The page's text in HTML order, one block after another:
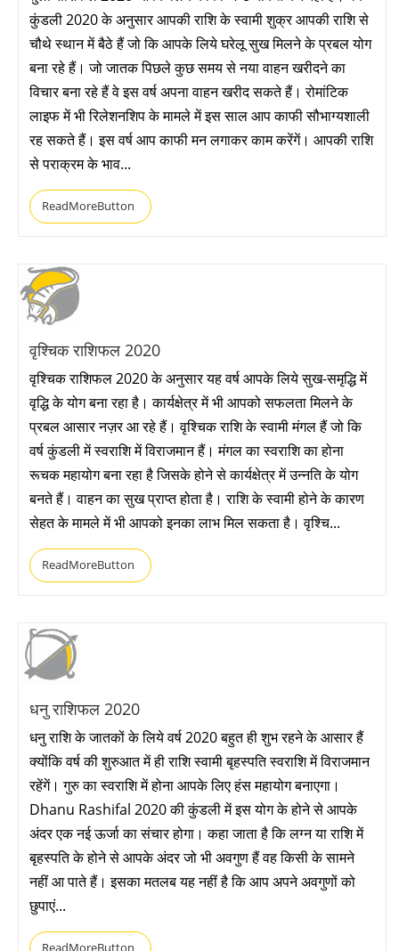
कुंडली 2020 के अनुसार आपकी राशि के स्वामी शुक्र आपकी राशि से
चौथे स्थान में बैठे हैं जो कि आपके लिये घरेलू सुख मिलने के प्रबल योग
बना रहे हैं। जो जातक पिछले कुछ समय से नया वाहन खरीदने का
विचार बना रहे हैं वे इस वर्ष अपना वाहन खरीद सकते हैं। रोमांटिक
लाइफ में भी रिलेशनशिप के मामले में इस साल आप काफी सौभाग्यशाली
रह सकते हैं। इस वर्ष आप काफी मन लगाकर काम करेंगें। आपकी राशि
से पराक्रम के भाव...
ReadMoreButton
वृश्चिक राशिफल 2020
वृश्चिक राशिफल 2020 के अनुसार यह वर्ष आपके लिये सुख-समृद्धि में
वृद्धि के योग बना रहा है। कार्यक्षेत्र में भी आपको सफलता मिलने के
प्रबल आसार नज़र आ रहे हैं। वृश्चिक राशि के स्वामी मंगल हैं जो कि
वर्ष कुंडली में स्वराशि में विराजमान हैं। मंगल का स्वराशि का होना
रूचक महायोग बना रहा है जिसके होने से कार्यक्षेत्र में उन्नति के योग
बनते हैं। वाहन का सुख प्राप्त होता है। राशि के स्वामी होने के कारण
सेहत के मामले में भी आपको इनका लाभ मिल सकता है। वृश्चि...
ReadMoreButton
धनु राशिफल 2020
धनु राशि के जातकों के लिये वर्ष 2020 बहुत ही शुभ रहने के आसार हैं
क्योंकि वर्ष की शुरुआत में ही राशि स्वामी बृहस्पति स्वराशि में विराजमान
रहेंगें। गुरु का स्वराशि में होना आपके लिए हंस महायोग बनाएगा।
Dhanu Rashifal 2020 की कुंडली में इस योग के होने से आपके
अंदर एक नई ऊर्जा का संचार होगा। कहा जाता है कि लग्न या राशि में
बृहस्पति के होने से आपके अंदर जो भी अवगुण हैं वह किसी के सामने
नहीं आ पाते हैं। इसका मतलब यह नहीं है कि आप अपने अवगुणों को
छुपाएं...
ReadMoreButton